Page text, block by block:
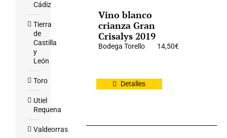
Vino blanco
crianza Gran
Crisalys 2019
Bodega Torello 14,50€
Detalles
Cádiz
Tierra
de
Castilla
y
León
Toro
Utiel
Requena
Valdeorras